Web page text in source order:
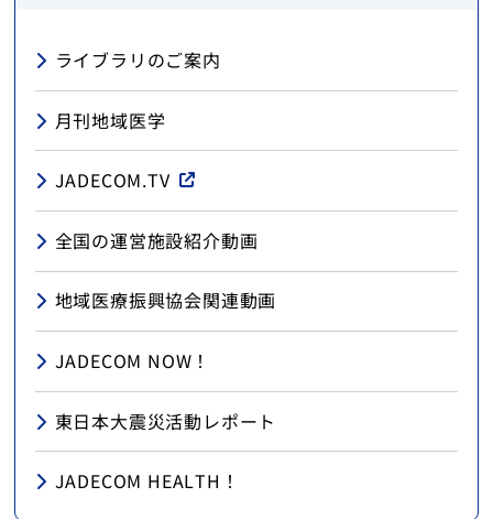
ライブラリのご案内
月刊地域医学
JADECOM.TV
全国の運営施設紹介動画
地域医療振興協会関連動画
JADECOM NOW！
東日本大震災活動レポート
JADECOM HEALTH！